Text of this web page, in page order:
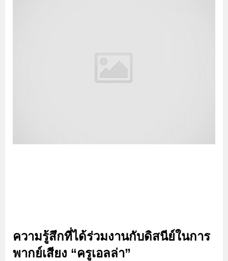
ความรู้สึกที่ได้ร่วมงานกับดิสนีย์ในการ
พากย์เสียง “ครูเอลล่า”